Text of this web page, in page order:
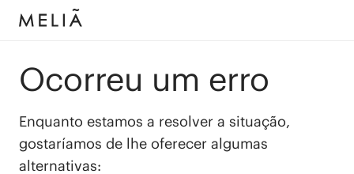
Ocorreu um erro
Enquanto estamos a resolver a situação,
gostaríamos de lhe oferecer algumas
alternativas: